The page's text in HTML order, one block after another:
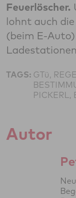
Feuerlöscher.
lohnt auch
(beim E-
TAGS: GTü,
PICKERL,
Autor